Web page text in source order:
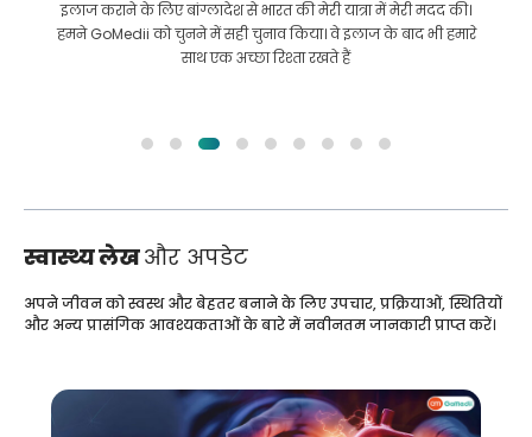
इलाज कराने के लिए बांग्लादेश से भारत की मेरी यात्रा में मेरी मदद की।
हमने GoMedii को चुनने में सही चुनाव किया। वे इलाज के बाद भी हमारे
साथ एक अच्छा रिश्ता रखते हैं
स्वास्थ्य लेखऔर अपडेट
अपने जीवन को स्वस्थ और बेहतर बनाने के लिए उपचार, प्रक्रियाओं, स्थितियों
और अन्य प्रासंगिक आवश्यकताओं के बारे में नवीनतम जानकारी प्राप्त करें।